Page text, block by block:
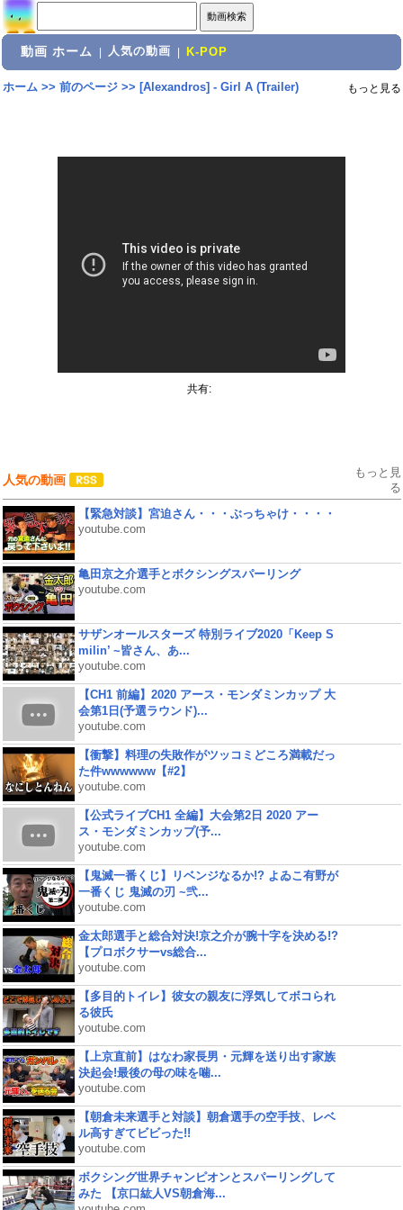
動画 ホーム 人気の動画 K-POP
ホーム>> 前のページ>> [Alexandros] - Girl A (Trailer) もっと見る
共有:
人気の動画
もっと見
る
【緊急対談】宮迫さん・・・ぶっちゃけ・・・・
youtube.com
亀田京之介選手とボクシングスパーリング
youtube.com
サザンオールスターズ 特別ライブ2020「Keep S
milin’ ~皆さん、あ...
youtube.com
【CH1 前編】2020 アース・モンダミンカップ 大
会第1日(予選ラウンド)...
youtube.com
【衝撃】料理の失敗作がツッコミどころ満載だっ
た件wwwwww【#2】
youtube.com
【公式ライブCH1 全編】大会第2日 2020 アー
ス・モンダミンカップ(予...
youtube.com
【鬼滅一番くじ】リベンジなるか!? よゐこ有野が
一番くじ 鬼滅の刃 ~弐...
youtube.com
金太郎選手と総合対決!京之介が腕十字を決める!?
【プロボクサーvs総合...
youtube.com
【多目的トイレ】彼女の親友に浮気してボコられ
る彼氏
youtube.com
【上京直前】はなわ家長男・元輝を送り出す家族
決起会!最後の母の味を噛...
youtube.com
【朝倉未来選手と対談】朝倉選手の空手技、レベ
ル高すぎてビビった!!
youtube.com
ボクシング世界チャンピオンとスパーリングして
みた 【京口紘人VS朝倉海...